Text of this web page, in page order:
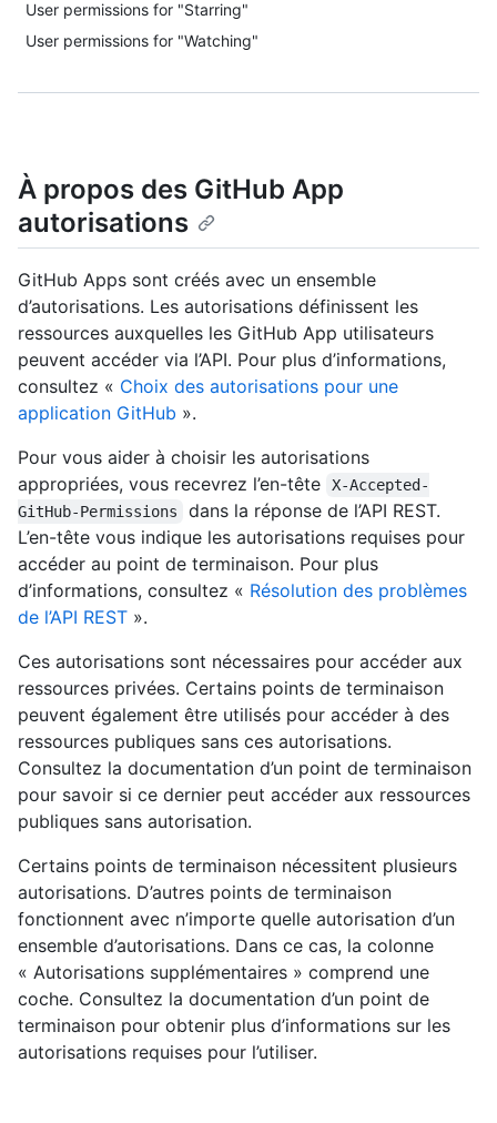
User permissions for "Starring"
User permissions for "Watching"
À propos des GitHub App
autorisations
GitHub Apps sont créés avec un ensemble
d’autorisations. Les autorisations définissent les
ressources auxquelles les GitHub App utilisateurs
peuvent accéder via l’API. Pour plus d’informations,
consultez « Choix des autorisations pour une
application GitHub ».
Pour vous aider à choisir les autorisations
appropriées, vous recevrez l’en-tête
X-Accepted-
GitHub-Permissions
dans la réponse de l’API REST.
L’en-tête vous indique les autorisations requises pour
accéder au point de terminaison. Pour plus
d’informations, consultez « Résolution des problèmes
de l’API REST ».
Ces autorisations sont nécessaires pour accéder aux
ressources privées. Certains points de terminaison
peuvent également être utilisés pour accéder à des
ressources publiques sans ces autorisations.
Consultez la documentation d’un point de terminaison
pour savoir si ce dernier peut accéder aux ressources
publiques sans autorisation.
Certains points de terminaison nécessitent plusieurs
autorisations. D’autres points de terminaison
fonctionnent avec n’importe quelle autorisation d’un
ensemble d’autorisations. Dans ce cas, la colonne
« Autorisations supplémentaires » comprend une
coche. Consultez la documentation d’un point de
terminaison pour obtenir plus d’informations sur les
autorisations requises pour l’utiliser.